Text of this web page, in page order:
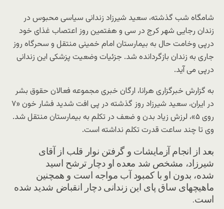
شامگاه شب گذشته، سعید شیرزاد زندانی سیاسی محبوس در
زندان رجایی شهر کرج در سی و هفتمین روز اعتصاب غذای خود
درپی وخامت حال به بیمارستان امام خمینی منتقل و سحرگاه روز
جاری به زندان بازگردانده شد. جزئیات وضعیت پزشکی این زندانی
درپی می آید.
به گزارش خبرگزاری هرانا، ارگان خبری مجموعه فعالان حقوق بشر
در ایران، سعید شیرزاد روز گذشته در پی افت شدید فشار خون «۷
روی ۵»، لرزش زیاد بدن و ضعف در تکلم به بیمارستان منتقل شد.
وی تا چند ساعت قدرت تکلم نداشته است.
بعد از انجام آزمایشات و گرفتن نوار قلب از آقای
شیرزاد، مشخص شد معده او دچار ترشح اسید
شده، بدون او با کمبود آب مواجه است و همچنین
ماهیچهای ساق پای این زندانی دچار انقباض شدید شده
است.